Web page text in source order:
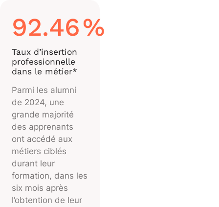
92.46%
Taux d’insertion
professionnelle
dans le métier*
Parmi les alumni
de 2024, une
grande majorité
des apprenants
ont accédé aux
métiers ciblés
durant leur
formation, dans les
six mois après
l’obtention de leur